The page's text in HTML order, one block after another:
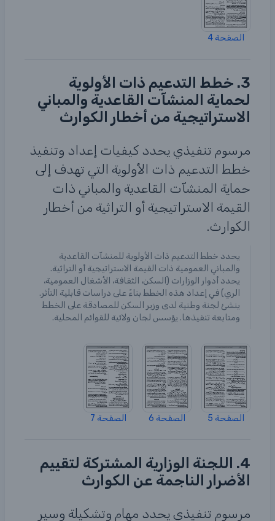
الصفحة 4
3. خطط التدعيم ذات الأولوية
لحماية المنشآت القاعدية والمباني
الاستراتيجية من أخطار الكوارث
مرسوم تنفيذي يحدد كيفيات إعداد وتنفيذ
خطط التدعيم ذات الأولوية التي تهدف إلى
حماية المنشآت القاعدية والمباني ذات
القيمة الاستراتيجية أو التراثية من أخطار
الكوارث.
يحدد خطط التدعيم ذات الأولوية للمنشآت القاعدية
والمباني العمومية ذات القيمة الاستراتيجية أو التراثية.
يحدد أدوار الوزارات (السكن، الثقافة، الأشغال العمومية،
الري) في إعداد هذه الخطط بناءً على دراسات قابلية التأثر.
ينشئ لجنة وطنية لدى وزير السكن للمصادقة على الخطط
ومتابعة تنفيذها. يؤسس لجان ولائية للقوائم المحلية.
الصفحة 5 الصفحة 6 الصفحة 7
4. اللجنة الوزارية المشتركة لتقييم
الأضرار الناجمة عن الكوارث
مرسوم تنفيذي يحدد مهام وتشكيلة وسير